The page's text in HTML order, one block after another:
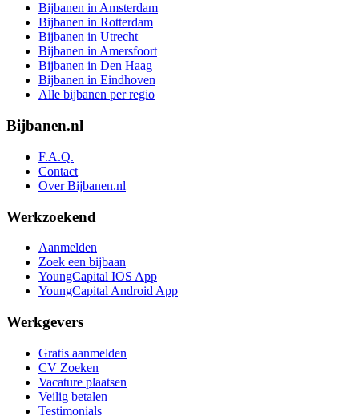
Bijbanen in Amsterdam
Bijbanen in Rotterdam
Bijbanen in Utrecht
Bijbanen in Amersfoort
Bijbanen in Den Haag
Bijbanen in Eindhoven
Alle bijbanen per regio
Bijbanen.nl
F.A.Q.
Contact
Over Bijbanen.nl
Werkzoekend
Aanmelden
Zoek een bijbaan
YoungCapital IOS App
YoungCapital Android App
Werkgevers
Gratis aanmelden
CV Zoeken
Vacature plaatsen
Veilig betalen
Testimonials